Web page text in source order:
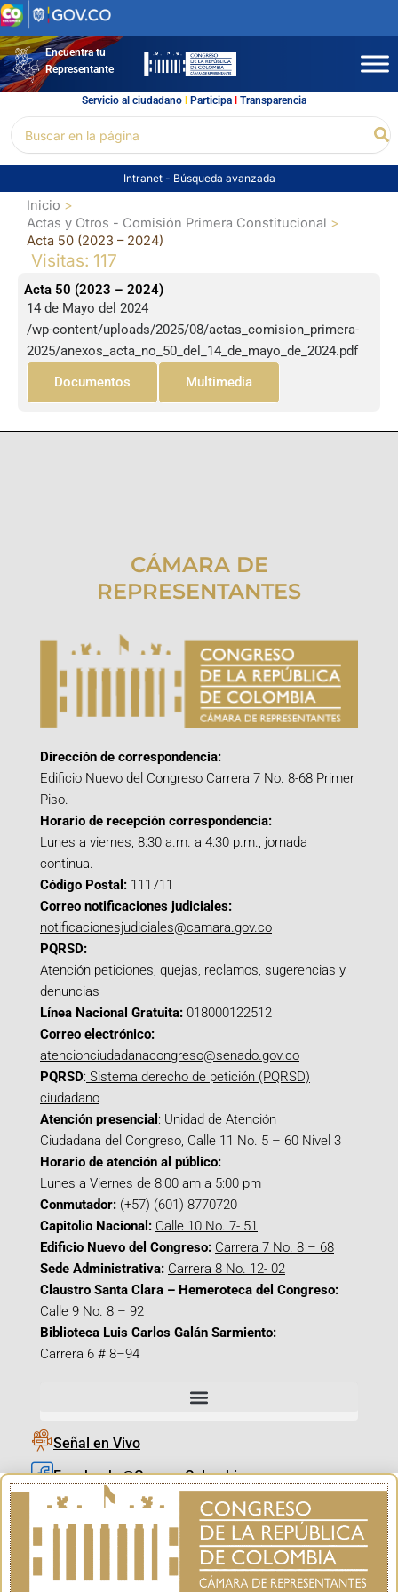
Ir
al
contenidoEncuentra tu
Representante
Servicio al ciudadano l Participal Transparencia
por:
Intranet - Búsqueda avanzada
Inicio
Actas y Otros - Comisión Primera Constitucional
Acta 50 (2023 – 2024)
Visitas: 117
Acta 50 (2023 – 2024)
14 de Mayo del 2024
/wp-content/uploads/2025/08/actas_comision_primera-
2025/anexos_acta_no_50_del_14_de_mayo_de_2024.pdf
Documentos
Multimedia
CÁMARA DE
REPRESENTANTES
Dirección de correspondencia:
Edificio Nuevo del Congreso Carrera 7 No. 8-68 Primer
Piso.
Horario de recepción correspondencia:
Lunes a viernes, 8:30 a.m. a 4:30 p.m., jornada
continua.
Código Postal: 111711
Correo notificaciones judiciales:
notificacionesjudiciales@camara.gov.co
PQRSD:
Atención peticiones, quejas, reclamos, sugerencias y
denuncias
Línea Nacional Gratuita: 018000122512
Correo electrónico:
atencionciudadanacongreso@senado.gov.co
PQRSD: Sistema derecho de petición (PQRSD)
ciudadano
Atención presencial : Unidad de Atención
Ciudadana del Congreso, Calle 11 No. 5 – 60 Nivel 3
Horario de atención al público:
Lunes a Viernes de 8:00 am a 5:00 pm
Conmutador: (+57) (601) 8770720
Capitolio Nacional: Calle 10 No. 7- 51
Edificio Nuevo del Congreso: Carrera 7 No. 8 – 68
Sede Administrativa: Carrera 8 No. 12- 02
Claustro Santa Clara – Hemeroteca del Congreso:
Calle 9 No. 8 – 92
Biblioteca Luis Carlos Galán Sarmiento:
Carrera 6 # 8–94
Señal en Vivo
Facebook_@CamaraColombia
Instagram_@CamaraColombia
X_@CamaraColombia
Youtube_@CamaraColombia